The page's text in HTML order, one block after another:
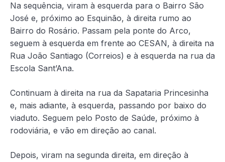
Na sequência, viram à esquerda para o Bairro São
José e, próximo ao Esquinão, à direita rumo ao
Bairro do Rosário. Passam pela ponte do Arco,
seguem à esquerda em frente ao CESAN, à direita na
Rua João Santiago (Correios) e à esquerda na rua da
Escola Sant’Ana.
Continuam à direita na rua da Sapataria Princesinha
e, mais adiante, à esquerda, passando por baixo do
viaduto. Seguem pelo Posto de Saúde, próximo à
rodoviária, e vão em direção ao canal.
Depois, viram na segunda direita, em direção à